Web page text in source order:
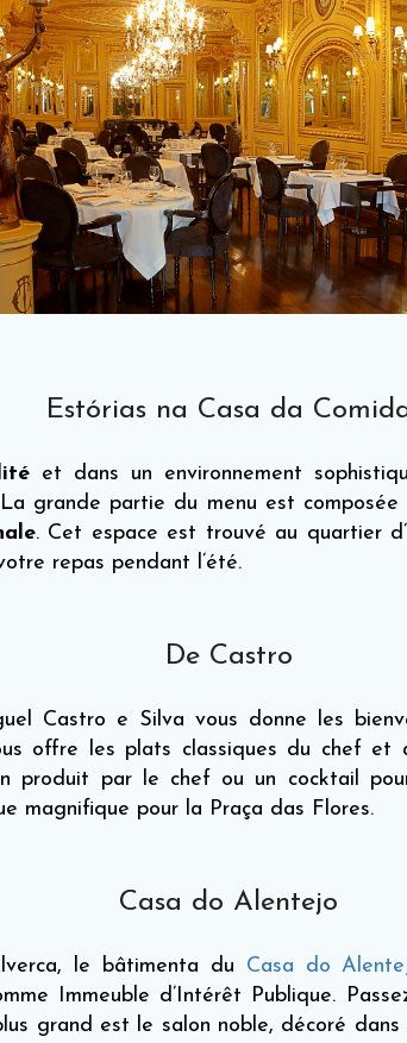
Estórias na Casa da
et dans un environnement
grande partie du menu est
. Cet espace est trouvé au quartier
repas pendant l’été.
De Castro
Castro e Silva vous donne les
offre les plats classiques du chef et
produit par le chef ou un cocktail
magnifique pour la Praça das Flores.
Casa do Alentejo
le bâtimenta du Casa do
Immeuble d’Intérêt Publique.
grand est le salon noble, décoré